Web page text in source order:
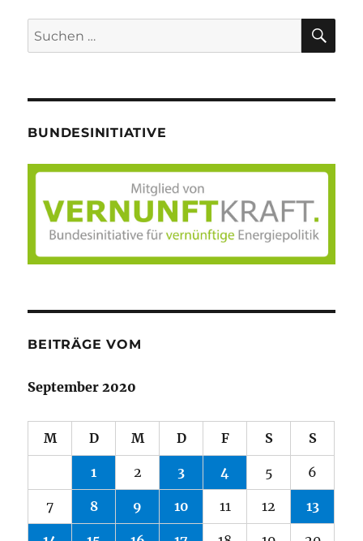
Suche
nach:
BUNDESINITIATIVE
BEITRÄGE VOM
September 2020
M D M D F S S
1 2 3 4 5 6
7 8 9 10 11 12 13